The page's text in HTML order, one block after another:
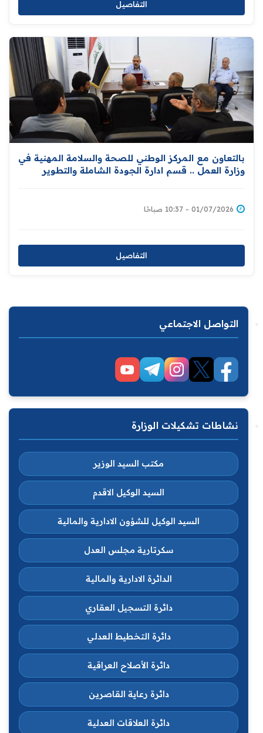
التفاصيل
بالتعاون مع المركز الوطني للصحة والسلامة المهنية في
وزارة العمل .. ‏قسم ادارة الجودة الشاملة والتطوير
01/07/2026 - 10:37 صباحًا
التفاصيل
التواصل الاجتماعي
نشاطات تشكيلات الوزارة
مكتب السيد الوزير
السيد الوكيل الاقدم
السيد الوكيل للشؤون الادارية والمالية
سكرتارية مجلس العدل
الدائرة الادارية والمالية
دائرة التسجيل العقاري
دائرة التخطيط العدلي
دائرة الأصلاح العراقية
دائرة رعاية القاصرين
دائرة العلاقات العدلية